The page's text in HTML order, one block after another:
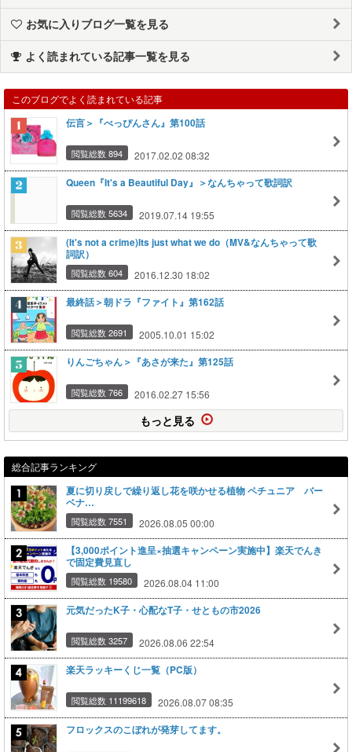
お気に入りブログ一覧を見る
よく読まれている記事一覧を見る
このブログでよく読まれている記事
伝言＞『べっぴんさん』第100話
閲覧総数 894 2017.02.02 08:32
Queen『It's a Beautiful Day』＞なんちゃって歌詞訳
閲覧総数 5634 2019.07.14 19:55
(It's not a crime)Its just what we do（MV&なんちゃって歌
詞訳）
閲覧総数 604 2016.12.30 18:02
最終話＞朝ドラ『ファイト』第162話
閲覧総数 2691 2005.10.01 15:02
りんごちゃん＞『あさが来た』第125話
閲覧総数 766 2016.02.27 15:56
もっと見る
総合記事ランキング
夏に切り戻しで繰り返し花を咲かせる植物 ペチュニア バー
ベナ…
閲覧総数 7551 2026.08.05 00:00
【3,000ポイント進呈×抽選キャンペーン実施中】楽天でんき
で固定費見直し
閲覧総数 19580 2026.08.04 11:00
元気だったK子・心配なT子・せともの市2026
閲覧総数 3257 2026.08.06 22:54
楽天ラッキーくじ一覧（PC版）
閲覧総数 11199618 2026.08.07 08:35
フロックスのこぼれが発芽してます。